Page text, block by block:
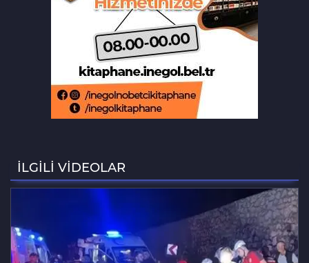
Bursa'daki can alan kaza saniye
saniye kameraya yansıdı
Beğendiği takıları çaldı, kameraya
işte böyle yakalandı
ölümünde koca tutuklandı
Osmangazi’de yazlık sinema,
çocukları buluşturdu
İLGİLİ VİDEOLAR